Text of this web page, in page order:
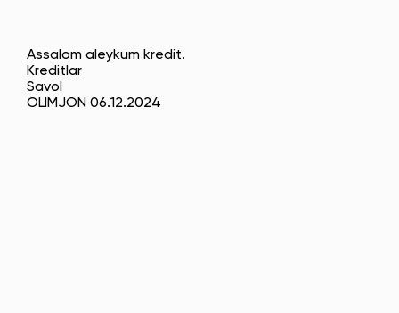
Assalom aleykum kredit.
Kreditlar
Savol
OLIMJON 06.12.2024